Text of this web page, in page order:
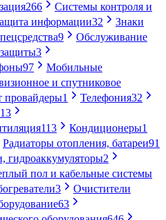
266
Системы контроля и
информации32
Знаки
9
Обслуживание
3
97
Мобильные
и спутниковое
провайдеры1 Телефония32
13
113 Кондиционеры1
Радиаторы отопления, батареи91
гидроаккумуляторы2
пол и кабельные системы
3
Очистители
63